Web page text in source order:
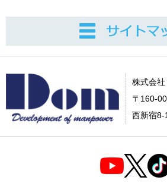
株式会社
〒160-
西新宿8-